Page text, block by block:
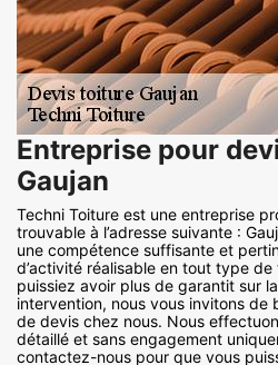
Entreprise pour
Gaujan
Techni Toiture est une entreprise
trouvable à l’adresse suivante :
une compétence suffisante et
d’activité réalisable en tout type
puissiez avoir plus de garantit sur
intervention, nous vous invitons de
de devis chez nous. Nous
détaillé et sans engagement
contactez-nous pour que vous